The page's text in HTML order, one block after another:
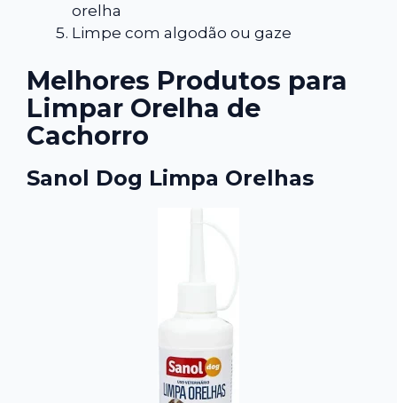
orelha
Limpe com algodão ou gaze
Melhores Produtos para
Limpar Orelha de
Cachorro
Sanol Dog Limpa Orelhas